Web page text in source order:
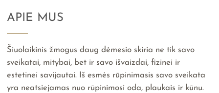
APIE MUS
Šiuolaikinis žmogus daug dėmesio skiria ne tik savo
sveikatai, mitybai, bet ir savo išvaizdai, fizinei ir
estetinei savijautai. Iš esmės rūpinimasis savo sveikata
yra neatsiejamas nuo rūpinimosi oda, plaukais ir kūnu.